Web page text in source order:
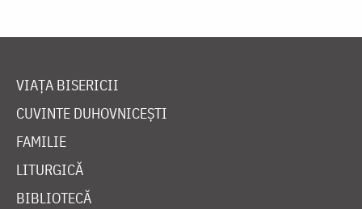
VIAȚA BISERICII
CUVINTE DUHOVNICEȘTI
FAMILIE
LITURGICĂ
BIBLIOTECĂ